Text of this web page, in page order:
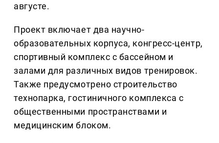
августе.
Проект включает два научно-
образовательных корпуса, конгресс-центр,
спортивный комплекс с бассейном и
залами для различных видов тренировок.
Также предусмотрено строительство
технопарка, гостиничного комплекса с
общественными пространствами и
медицинским блоком.